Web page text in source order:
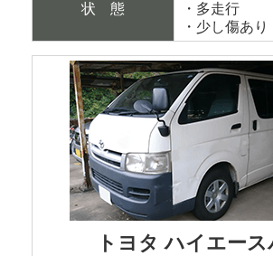
状 態
・多走行
・少し傷あり
トヨタ ハイエース